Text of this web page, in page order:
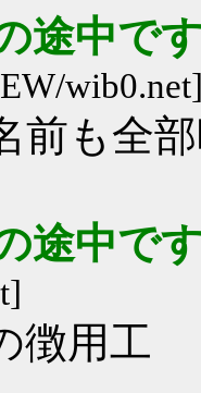
途中で
前も全
途中で
徴用工